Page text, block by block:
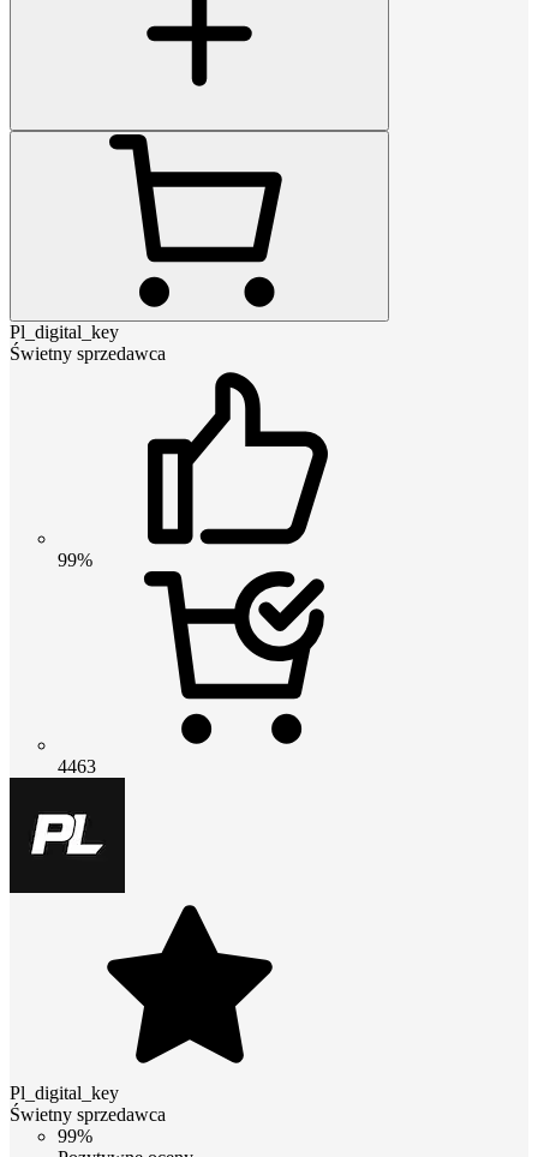
Pl_digital_key
Świetny sprzedawca
99%
4463
Pl_digital_key
Świetny sprzedawca
99%